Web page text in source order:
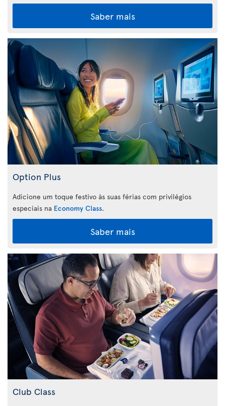
Saber mais
Option Plus
Adicione um toque festivo às suas férias com privilégios
especiais na Economy Class.
Saber mais
Club Class